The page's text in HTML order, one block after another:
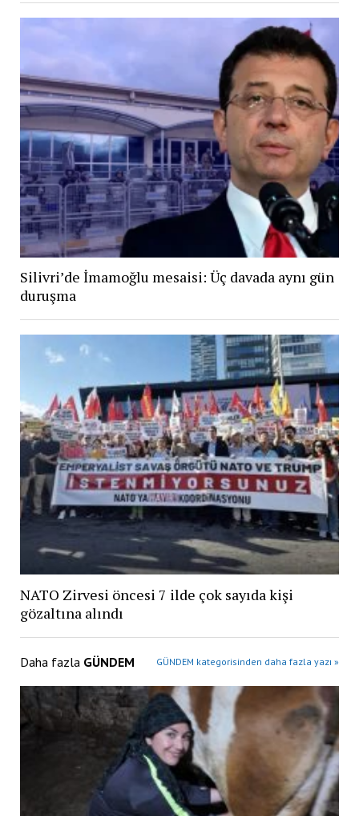
Silivri’de İmamoğlu mesaisi: Üç davada aynı gün
duruşma
NATO Zirvesi öncesi 7 ilde çok sayıda kişi
gözaltına alındı
Daha fazla GÜNDEM GÜNDEM kategorisinden daha fazla yazı »